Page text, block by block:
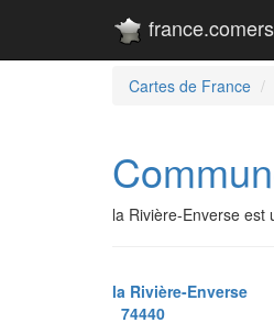
Cartes de France
la Rivière-Enverse est
la Rivière-Enverse
74440